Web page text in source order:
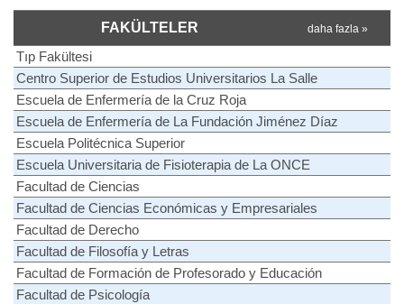
FAKÜLTELER daha fazla »
Tıp Fakültesi
Centro Superior de Estudios Universitarios La Salle
Escuela de Enfermería de la Cruz Roja
Escuela de Enfermería de La Fundación Jiménez Díaz
Escuela Politécnica Superior
Escuela Universitaria de Fisioterapia de La ONCE
Facultad de Ciencias
Facultad de Ciencias Económicas y Empresariales
Facultad de Derecho
Facultad de Filosofía y Letras
Facultad de Formación de Profesorado y Educación
Facultad de Psicología